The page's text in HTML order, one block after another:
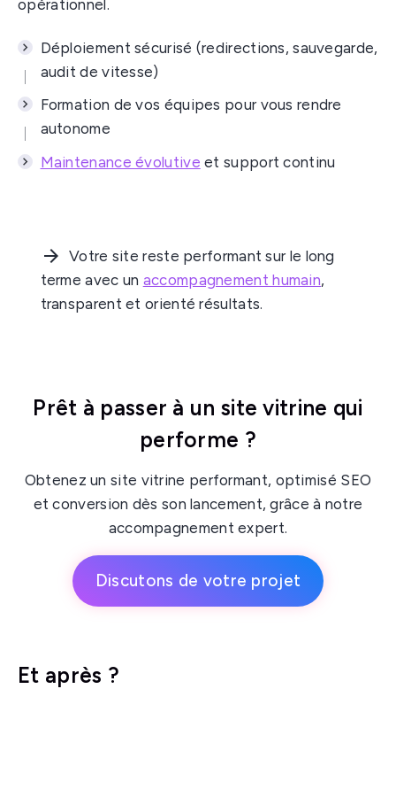
opérationnel.
Déploiement sécurisé (redirections, sauvegarde,
audit de vitesse)
Formation de vos équipes pour vous rendre
autonome
Maintenance évolutive et support continu
Votre site reste performant sur le long
terme avec un accompagnement humain,
transparent et orienté résultats.
Prêt à passer à un site vitrine qui
performe ?
Obtenez un site vitrine performant, optimisé SEO
et conversion dès son lancement, grâce à notre
accompagnement expert.
Discutons de votre projet
Et après ?